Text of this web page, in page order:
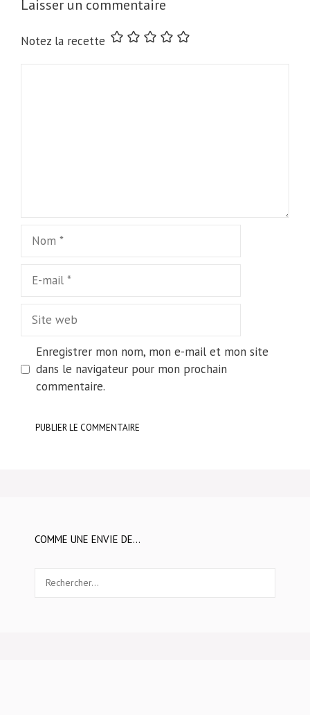
Laisser un commentaire
Notez la recette
mail
web
Enregistrer mon nom, mon e-mail et mon site
dans le navigateur pour mon prochain
commentaire.
COMME UNE ENVIE DE…